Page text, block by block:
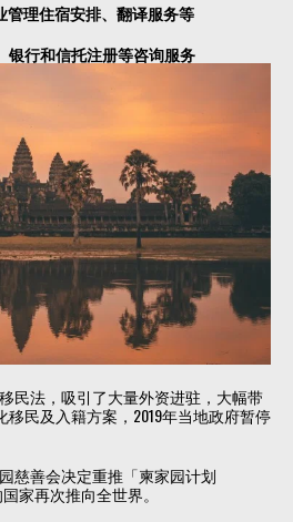
理住宿安排、翻译服务等
银行和信托注册等咨询服务
民法，吸引了大量外资进驻，大幅带
移民及入籍方案，2019年当地政府暂停
慈善会决定重推「柬家园计划
家再次推向全世界。